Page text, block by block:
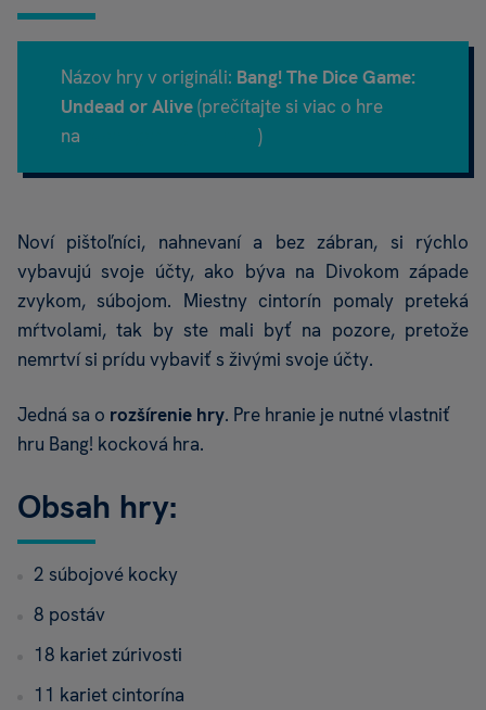
Názov hry v origináli: Bang! The Dice Game:
Undead or Alive(prečítajte si viac o hre
na
)
Noví pištoľníci, nahnevaní a bez zábran, si rýchlo
vybavujú svoje účty, ako býva na Divokom západe
zvykom, súbojom. Miestny cintorín pomaly preteká
mŕtvolami, tak by ste mali byť na pozore, pretože
nemrtví si prídu vybaviť s živými svoje účty.
Jedná sa o rozšírenie hry. Pre hranie je nutné vlastniť
hru Bang! kocková hra.
Obsah hry:
2 súbojové kocky
8 postáv
18 kariet zúrivosti
11 kariet cintorína